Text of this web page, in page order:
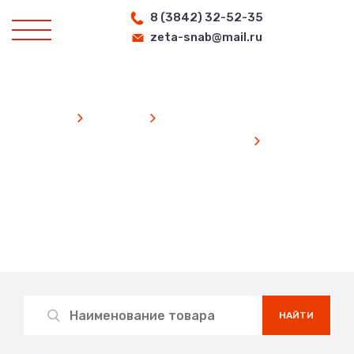
8 (3842) 32-52-35
zeta-snab@mail.ru
НАЙТИ